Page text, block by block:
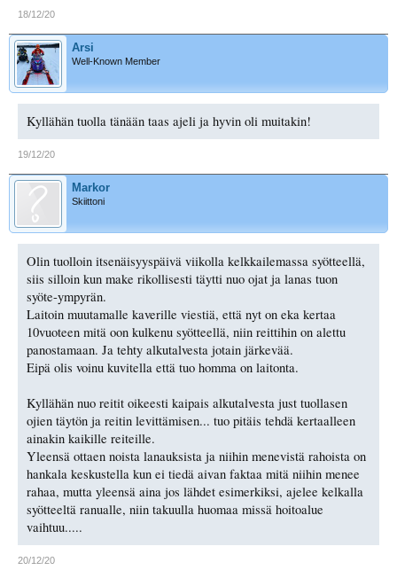
18/12/20
Arsi
Well-Known Member
Kyllähän tuolla tänään taas ajeli ja hyvin oli muitakin!
19/12/20
Markor
Skiittoni
Olin tuolloin itsenäisyyspäivä viikolla kelkkailemassa syötteellä,
siis silloin kun make rikollisesti täytti nuo ojat ja lanas tuon
syöte-ympyrän.
Laitoin muutamalle kaverille viestiä, että nyt on eka kertaa
10vuoteen mitä oon kulkenu syötteellä, niin reittihin on alettu
panostamaan. Ja tehty alkutalvesta jotain järkevää.
Eipä olis voinu kuvitella että tuo homma on laitonta.
Kyllähän nuo reitit oikeesti kaipais alkutalvesta just tuollasen
ojien täytön ja reitin levittämisen... tuo pitäis tehdä kertaalleen
ainakin kaikille reiteille.
Yleensä ottaen noista lanauksista ja niihin menevistä rahoista on
hankala keskustella kun ei tiedä aivan faktaa mitä niihin menee
rahaa, mutta yleensä aina jos lähdet esimerkiksi, ajelee kelkalla
syötteeltä ranualle, niin takuulla huomaa missä hoitoalue
vaihtuu.....
20/12/20